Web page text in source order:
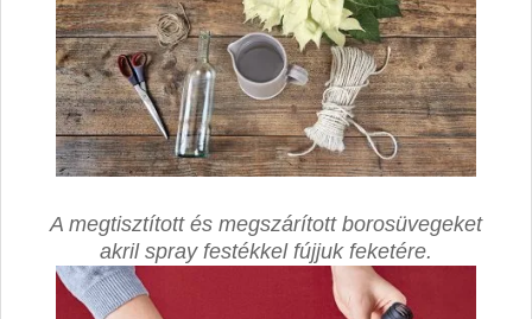
A megtisztított és megszárított borosüvegeket
akril spray festékkel fújjuk feketére.